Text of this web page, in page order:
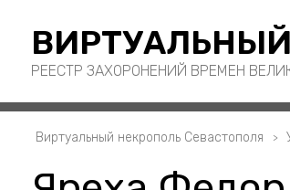
РЕЕСТР ЗАХОРОНЕНИЙ ВРЕМЕН
Виртуальный некрополь Севастополя